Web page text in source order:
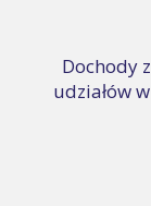
Dochody
udziałów